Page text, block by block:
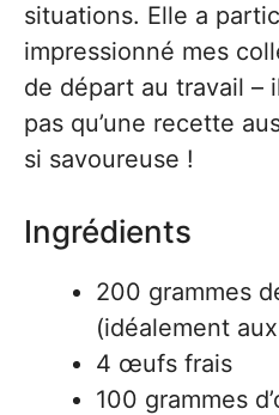
situations. Elle a
impressionné mes
de départ au travail –
pas qu’une recette
si savoureuse !
Ingrédients
200 grammes
(idéalement
4 œufs frais
100 grammes